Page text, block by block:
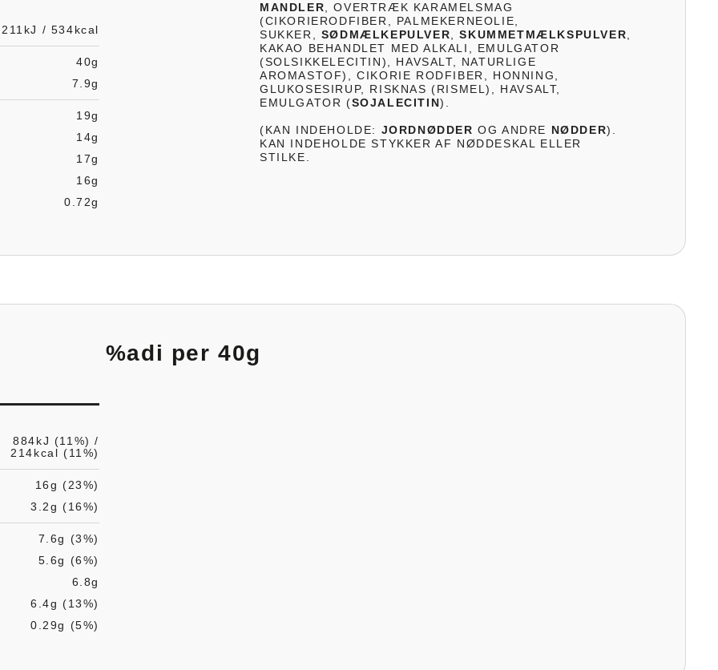
/ 534kcal
40g
7.9g
19g
14g
17g
16g
0.72g
MANDLER , OVERTRÆK KARAMELSMAG
(CIKORIERODFIBER, PALMEKERNEOLIE,
SUKKER, SØDMÆLKEPULVER ,SKUMMETMÆLKSPULVER
KAKAO BEHANDLET MED ALKALI, EMULGATOR
(SOLSIKKELECITIN), HAVSALT, NATURLIGE
AROMASTOF), CIKORIE RODFIBER, HONNING,
GLUKOSESIRUP, RISKNAS (RISMEL), HAVSALT,
EMULGATOR (SOJALECITIN).
(KAN INDEHOLDE: JORDNØDDEROG ANDRE NØDDER).
KAN INDEHOLDE STYKKER AF NØDDESKAL ELLER
STILKE.
%adi per 40g
884kJ (11%) /
214kcal (11%)
16g (23%)
3.2g (16%)
7.6g (3%)
5.6g (6%)
6.8g
6.4g (13%)
0.29g (5%)